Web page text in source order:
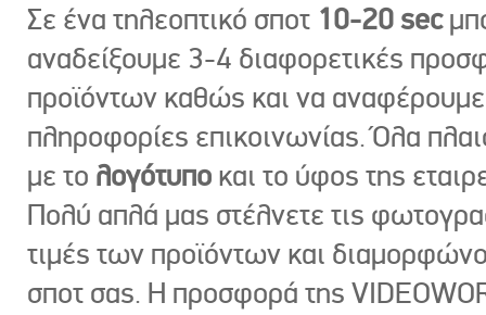
Σε ένα τηλεοπτικό σποτ 10-20 sec
αναδείξουμε 3-4 διαφορετικές
προϊόντων καθώς και να
πληροφορίες επικοινωνίας. Όλα
με το λογότυπο και το ύφος της
Πολύ απλά μας στέλνετε τις
τιμές των προϊόντων και
σποτ σας. Η προσφορά της